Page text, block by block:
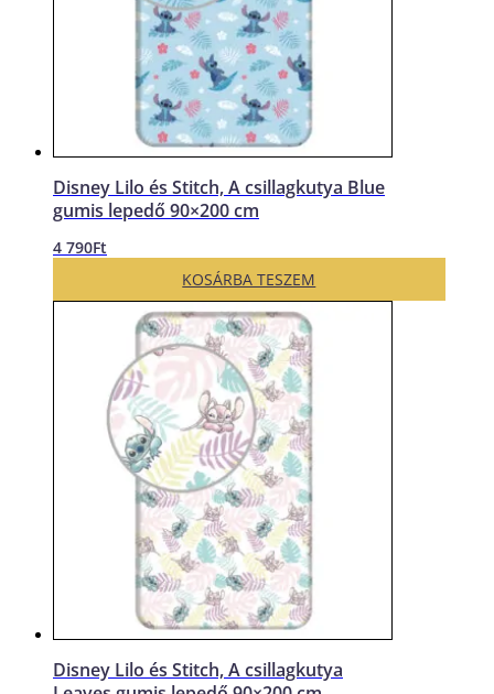
Disney Lilo és Stitch, A csillagkutya Blue
gumis lepedő 90×200 cm
4 790Ft
KOSÁRBA TESZEM
Disney Lilo és Stitch, A csillagkutya